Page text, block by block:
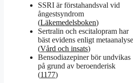
SSRI är förstahandsval vid
ångestsyndrom
(Läkemedelsboken)
Sertralin och escitalopram har
bäst evidens enligt
(Vård och insats)
Bensodiazepiner bör undvikas
på grund av beroenderisk
(1177)